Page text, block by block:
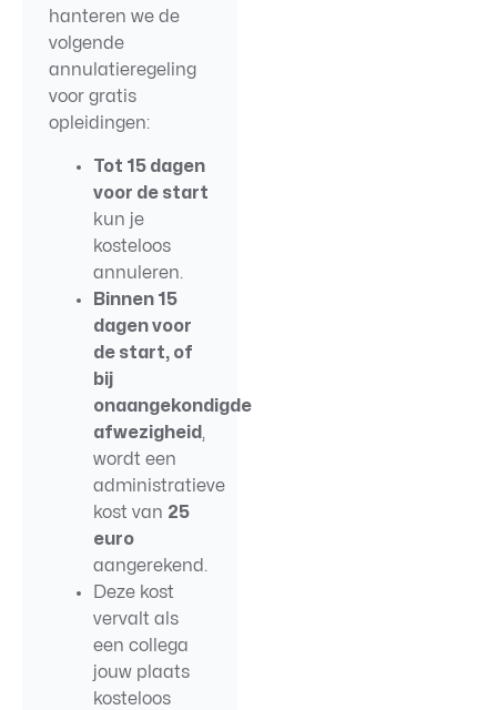
hanteren we de
volgende
annulatieregeling
voor gratis
opleidingen:
Tot 15 dagen
voor de start
kun je
kosteloos
annuleren.
Binnen 15
dagen voor
de start, of
bij
onaangekondigde
afwezigheid ,
wordt een
administratieve
kost van 25
euro
aangerekend.
Deze kost
vervalt als
een collega
jouw plaats
kosteloos